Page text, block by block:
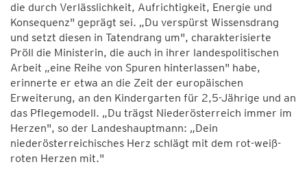
die durch Verlässlichkeit, Aufrichtigkeit, Energie und
Konsequenz" geprägt sei. „Du verspürst Wissensdrang
und setzt diesen in Tatendrang um", charakterisierte
Pröll die Ministerin, die auch in ihrer landespolitischen
Arbeit „eine Reihe von Spuren hinterlassen" habe,
erinnerte er etwa an die Zeit der europäischen
Erweiterung, an den Kindergarten für 2,5-Jährige und an
das Pflegemodell. „Du trägst Niederösterreich immer im
Herzen", so der Landeshauptmann: „Dein
niederösterreichisches Herz schlägt mit dem rot-weiß-
roten Herzen mit."